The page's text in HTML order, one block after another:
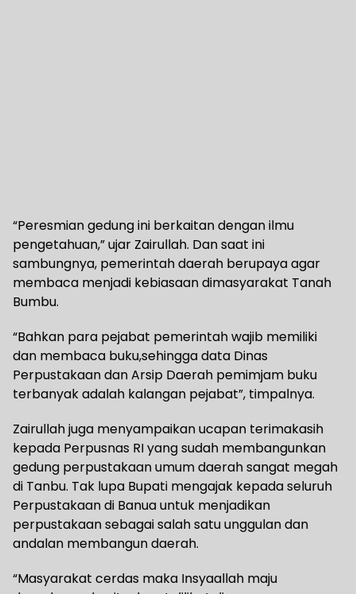
“Peresmian gedung ini berkaitan dengan ilmu
pengetahuan,” ujar Zairullah. Dan saat ini
sambungnya, pemerintah daerah berupaya agar
membaca menjadi kebiasaan dimasyarakat Tanah
Bumbu.
“Bahkan para pejabat pemerintah wajib memiliki
dan membaca buku,sehingga data Dinas
Perpustakaan dan Arsip Daerah pemimjam buku
terbanyak adalah kalangan pejabat”, timpalnya.
Zairullah juga menyampaikan ucapan terimakasih
kepada Perpusnas RI yang sudah membangunkan
gedung perpustakaan umum daerah sangat megah
di Tanbu. Tak lupa Bupati mengajak kepada seluruh
Perpustakaan di Banua untuk menjadikan
perpustakaan sebagai salah satu unggulan dan
andalan membangun daerah.
“Masyarakat cerdas maka Insyaallah maju